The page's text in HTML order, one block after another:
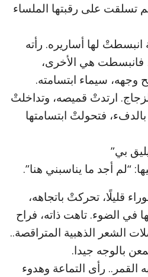
تسلقت على رقبتها الملساء
لها أساريره. رأته
فانبسطت هي الأخرى،
سيماء ابتسامته.
ارتدتْ قميصه، وتداخلتْ
فتحولتْ ابتسامتها
بي”
“لم أجد ما يناسبني هنا”.
قليلًا، تحركتْ باتجاهه،
في الضوء. تاهت ذاته، فراح
الشعر الذهبية المتراقصة..
بالوجه جيدا.
القمر.. رأى التماعة وهدوء